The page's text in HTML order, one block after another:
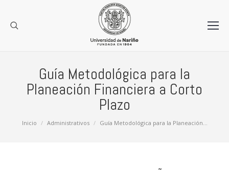
Guía Metodológica para la
Planeación Financiera a Corto
Plazo
Estás aquí:
Inicio Administrativos Guía Metodológica para la Planeación…